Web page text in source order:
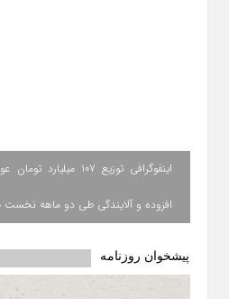
اینفوگرافی توزیع ۱۰۷
افزوده و آلایندگی طی دو ماهه نخست ۱۴۰۵ در استان ایلام
پیشخوان روزنامه